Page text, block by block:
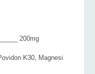
200mg
K30, Magnesi